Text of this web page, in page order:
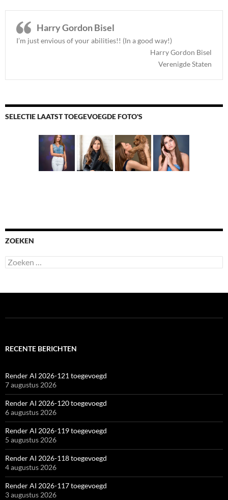
Harry Gordon Bisel
I’m just envious of your abilities!! (In a good way!)
Harry Gordon Bisel
Verenigde Staten
SELECTIE LAATST TOEGEVOEGDE FOTO'S
ZOEKEN
Zoeken
naar:
RECENTE BERICHTEN
Render AI 2026-121 toegevoegd
7 augustus 2026
Render AI 2026-120 toegevoegd
6 augustus 2026
Render AI 2026-119 toegevoegd
5 augustus 2026
Render AI 2026-118 toegevoegd
4 augustus 2026
Render AI 2026-117 toegevoegd
3 augustus 2026